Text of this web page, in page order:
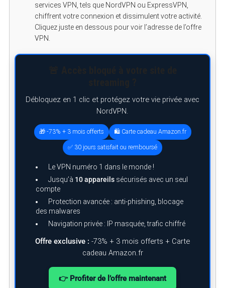
services VPN, tels que NordVPN ou ExpressVPN,
chiffrent votre connexion et dissimulent votre activité.
Cliquez juste en dessous pour voir l’adresse de l’offre
VPN.
Débloquez en 1 clic et protégez votre vie privée avec
NordVPN.
🎁 -73% + 3 mois offerts 🛍️ Carte cadeau Amazon.fr
✅ 30 jours satisfait ou remboursé
Le VPN numéro 1 dans le monde !
Jusqu’à 10 appareilssécurisés avec un seul
compte
Protection avancée : anti-phishing, blocage
des malwares
Navigation privée : IP masquée, trafic chiffré
Offre exclusive : -73% + 3 mois offerts + Carte
cadeau Amazon.fr
👉 Profiter de l’offre maintenant